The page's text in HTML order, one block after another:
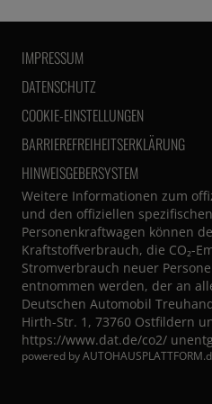
IMPRESSUM
DATENSCHUTZ
COOKIE-EINSTELLUNGEN
BARRIEREFREIHEITSERKLÄRUNG
HINWEISGEBERSYSTEM
Weitere Informationen zum
und den offiziellen
Personenkraftwagen können
Kraftstoffverbrauch, die CO₂-
Stromverbrauch neuer
entnommen werden, der an
Deutschen Automobil
Hirth-Str. 1, 73760 Ostfildern
https://www.dat.de/co2/
powered by